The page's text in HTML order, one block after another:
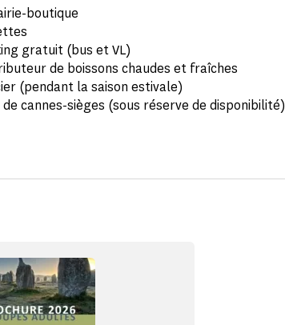
boutique
gratuit (bus et VL)
de boissons chaudes et fraîches
(pendant la saison estivale)
cannes-sièges (sous réserve de disponibilité)